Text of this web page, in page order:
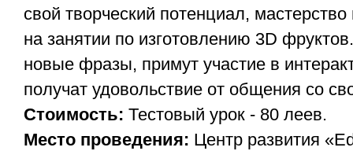
свой творческий потенциал, мастерство
на занятии по изготовлению 3D
новые фразы, примут участие в
получат удовольствие от общения со
Стоимость: Тестовый урок - 80 леев.
Место проведения: Центр развития